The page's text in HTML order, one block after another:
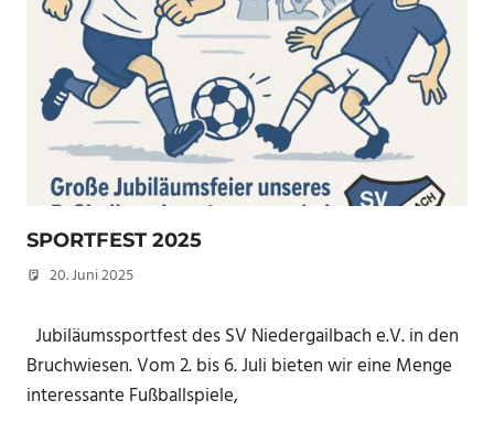
SPORTFEST 2025
20. Juni 2025
Jubiläumssportfest des SV Niedergailbach e.V. in den
Bruchwiesen. Vom 2. bis 6. Juli bieten wir eine Menge
interessante Fußballspiele,